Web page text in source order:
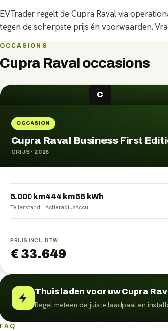
EVTrader regelt de Cupra Raval via
tegen de scherpste prijs én voorwaarden.
OCCASIONS
Cupra Ravaloccasions
C
OCCASION
Cupra Raval Business First
GRIJS · 2026
5.000 km
Tellerstand
444 km
Actieradius
56 kWh
Accu
PRIJS INCL. BTW
€ 33.649
Thuis laden voor uw Cupra
Regel meteen de juiste laadpaal en
FAQ